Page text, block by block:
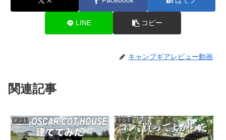
LINE コピー
キャンプギアレビュー動画
関連記事
テント テント